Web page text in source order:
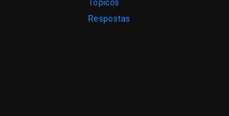
Tópicos
Respostas